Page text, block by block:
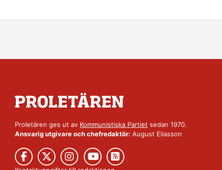
Proletären ges ut av Kommunistiska Partiet sedan 1970.
Ansvarig utgivare och chefredaktör: August Eliasson